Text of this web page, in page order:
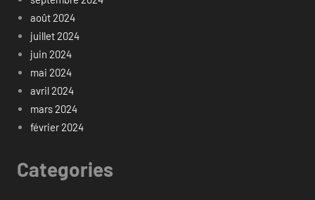
août 2024
juillet 2024
juin 2024
mai 2024
avril 2024
mars 2024
février 2024
Categories